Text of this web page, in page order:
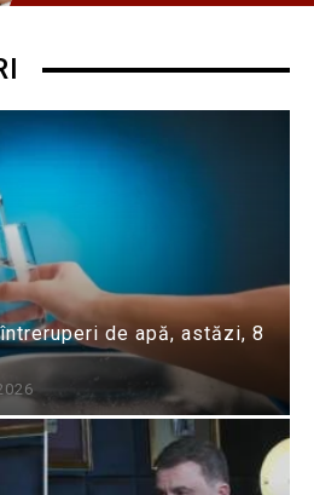
de apă, astăzi, 8